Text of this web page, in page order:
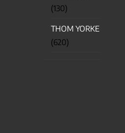
(130)
THOM YORKE
(620)